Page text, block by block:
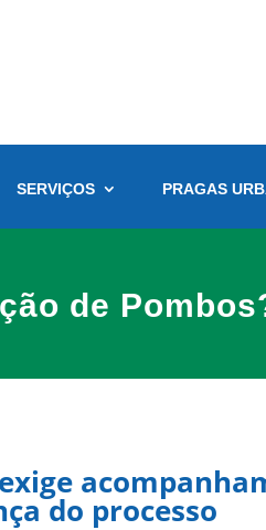
SERVIÇOS PRAGAS
de
do processo